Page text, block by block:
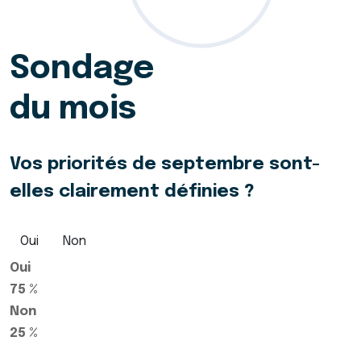
Sondage
du mois
Vos priorités de septembre sont-
elles clairement définies ?
Oui
Non
Oui
75 %
Non
25 %